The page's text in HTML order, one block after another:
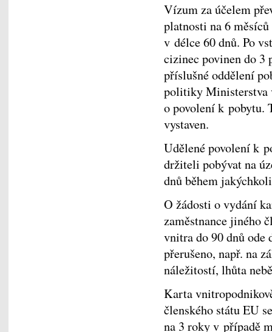
Vízum za účelem
platnosti na 6
v délce 60 dnů. Po
cizinec povinen do 3
příslušné oddělení
politiky Ministerstva
o povolení k pobytu.
vystaven.
Udělené povolení k
držiteli pobývat na
dnů během
O žádosti o vydání
zaměstnance jiného
vnitra do 90 dnů ode
přerušeno, např. na
náležitostí, lhůta
Karta
členského státu EU
na 3 roky v případě